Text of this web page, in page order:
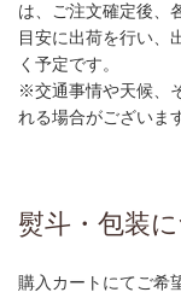
は、ご注文確定後、
目安に出荷を行い、
く予定です。
※交通事情や天候、
れる場合がございま
熨斗・包装
購入カートにてご希